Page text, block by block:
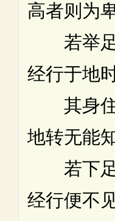
高者则为
若举
经行于地
其身
地转无能
若下
经行便不